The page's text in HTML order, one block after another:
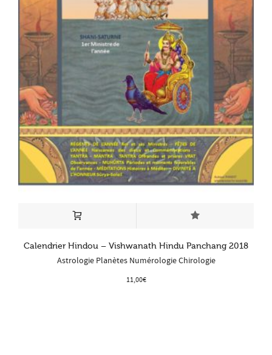
Calendrier Hindou – Vishwanath Hindu Panchang 2018
Astrologie Planètes Numérologie Chirologie
11,00€